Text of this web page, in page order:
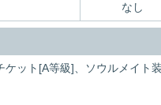
なし
ケット[A等級]、ソウルメイト